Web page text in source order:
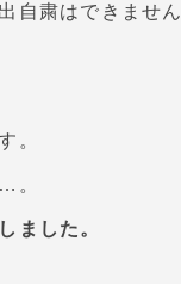
自粛はできません
。
。
ました。